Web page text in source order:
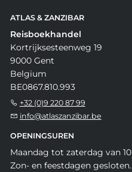
ATLAS & ZANZIBAR
Reisboekhandel
Kortrijksesteenweg 19
9000 Gent
Belgium
BE0867.810.993
+32 (0)9 220 87 99
info@atlaszanzibar.be
OPENINGSUREN
Maandag tot zaterdag van
Zon- en feestdagen gesloten.